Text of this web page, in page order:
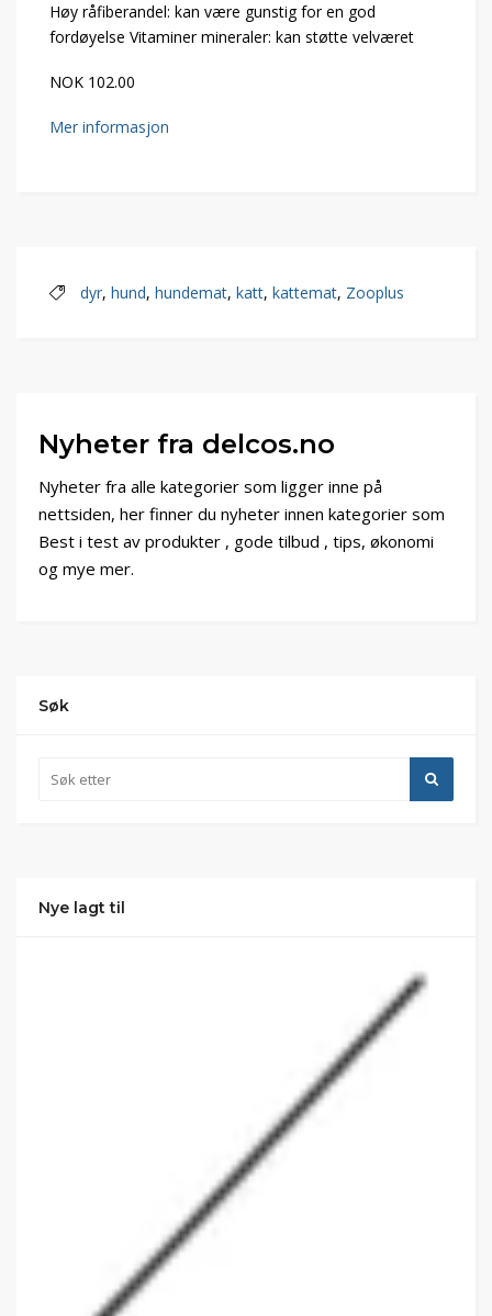
Høy råfiberandel: kan være gunstig for en god
fordøyelse Vitaminer mineraler: kan støtte velværet
NOK 102.00
Mer informasjon
dyr, hund, hundemat, katt, kattemat, Zooplus
Nyheter fra delcos.no
Nyheter fra alle kategorier som ligger inne på
nettsiden, her finner du nyheter innen kategorier som
Best i test av produkter , gode tilbud , tips, økonomi
og mye mer.
Søk
Nye lagt til